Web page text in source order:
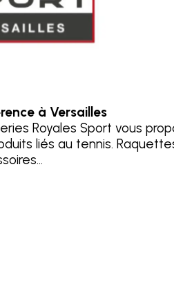
à Versailles
Royales Sport vous
liés au tennis.